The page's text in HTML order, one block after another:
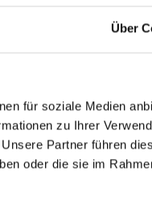
Über
für soziale Medien
zu Ihrer
Partner führen
oder die sie im
werden
des
gesorgt.
Zuge der
zur Verfügung -
dem Auwald